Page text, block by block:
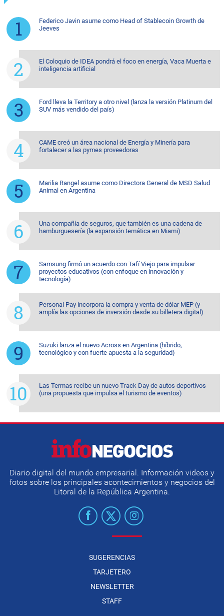
Federico Javin asume como Head of Stablecoin Growth de
Jeeves
El Coloquio de IDEA pondrá el foco en energía, Vaca Muerta e
inteligencia artificial
Ford lleva la Territory a otro nivel (lanza la versión Platinum del
SUV más vendido del país)
CAME creó un área nacional de Energía y Minería para
fortalecer a las pymes proveedoras
Marilia Rangel asume como Directora General de MSD Salud
Animal en Argentina
Una compañía de seguros, que también es una cadena de
hamburguesería (la expansión temática en Miami)
Samsung firmó un acuerdo con Tafí Viejo para impulsar
proyectos educativos (con enfoque en innovación y
tecnología)
Personal Pay incorpora la compra y venta de dólar MEP (y
amplía las opciones de inversión desde su billetera digital)
Suzuki lanza el nuevo Across en Argentina (híbrido,
tecnológico y con fuerte apuesta a la seguridad)
Las Termas recibe un nuevo Track Day de autos deportivos
(una propuesta que impulsa el turismo de eventos)
Diario digital del mundo empresarial. Información videos y
fotos sobre los principales acontecimientos y negocios del
Litoral de la República Argentina.
SUGERENCIAS
TARJETERO
NEWSLETTER
STAFF